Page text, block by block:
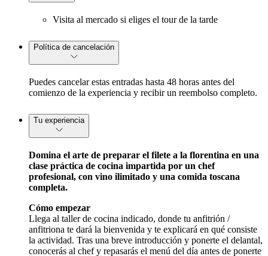
Visita al mercado si eliges el tour de la tarde
Política de cancelación
Puedes cancelar estas entradas hasta 48 horas antes del
comienzo de la experiencia y recibir un reembolso completo.
Tu experiencia
Domina el arte de preparar el filete a la florentina en una
clase práctica de cocina impartida por un chef
profesional, con vino ilimitado y una comida toscana
completa.
Cómo empezar
Llega al taller de cocina indicado, donde tu anfitrión /
anfitriona te dará la bienvenida y te explicará en qué consiste
la actividad. Tras una breve introducción y ponerte el delantal,
conocerás al chef y repasarás el menú del día antes de ponerte